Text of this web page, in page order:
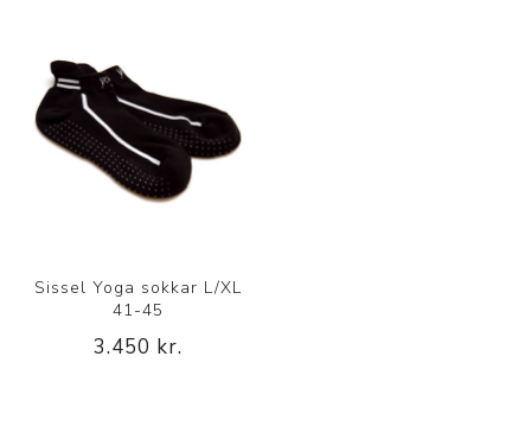
Sissel Yoga sokkar L/XL
41-45
3.450 kr.